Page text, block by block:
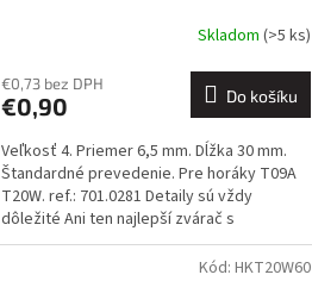
Skladom (>5 ks)
€0,73 bez DPH
€0,90 Do košíku
Veľkosť 4. Priemer 6,5 mm. Dĺžka 30 mm.
Štandardné prevedenie. Pre horáky T09A
T20W. ref.: 701.0281 Detaily sú vždy
dôležité Ani ten najlepší zvárač s
najdokonalejšou...
Kód: HKT20W60